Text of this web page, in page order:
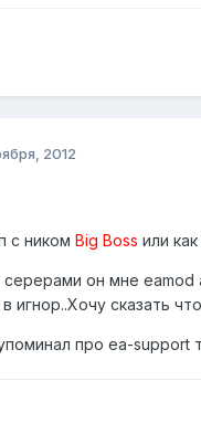
2012
с ником Big Boss или
он мне eamod
игнор..Хочу сказать
про ea-support